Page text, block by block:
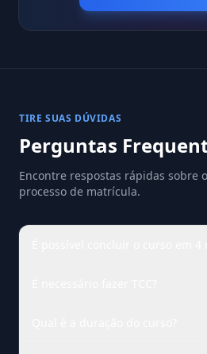
TIRE SUAS DÚVIDAS
Perguntas
Encontre respostas rápidas sobre
processo de matrícula.